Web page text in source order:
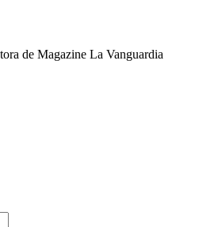
de Magazine La Vanguardia